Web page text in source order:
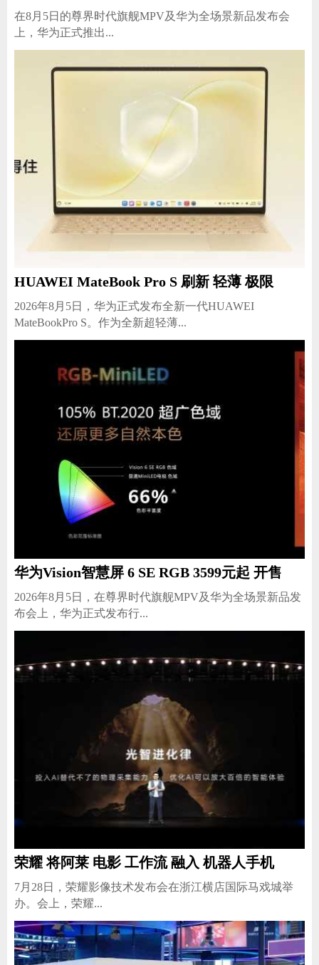
​在8月5日的尊界时代旗舰MPV及华为全场景新品发布会
上，华为正式推出...
HUAWEI MateBook Pro S 刷新 轻薄 极限
2026年8月5日，华为正式发布全新一代HUAWEI
MateBookPro S。作为全新超轻薄...
华为Vision智慧屏 6 SE RGB 3599元起 开售
2026年8月5日，在尊界时代旗舰MPV及华为全场景新品发
布会上，华为正式发布行...
荣耀 将阿莱 电影 工作流 融入 机器人手机
​7月28日，荣耀影像技术发布会在浙江横店国际马戏城举
办。会上，荣耀...